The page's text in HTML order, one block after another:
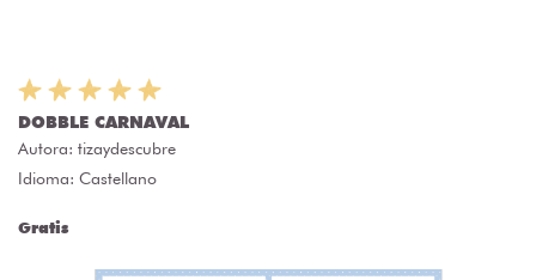
DOBBLE CARNAVAL
Autora: tizaydescubre
Idioma: Castellano
Gratis